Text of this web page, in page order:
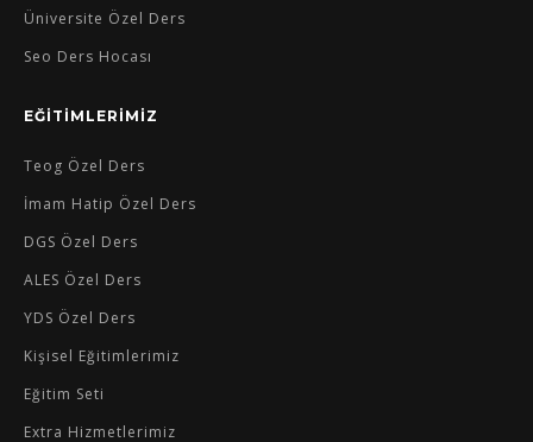
Üniversite Özel Ders
Seo Ders Hocası
EĞİTİMLERİMİZ
Teog Özel Ders
İmam Hatip Özel Ders
DGS Özel Ders
ALES Özel Ders
YDS Özel Ders
Kişisel Eğitimlerimiz
Eğitim Seti
Extra Hizmetlerimiz